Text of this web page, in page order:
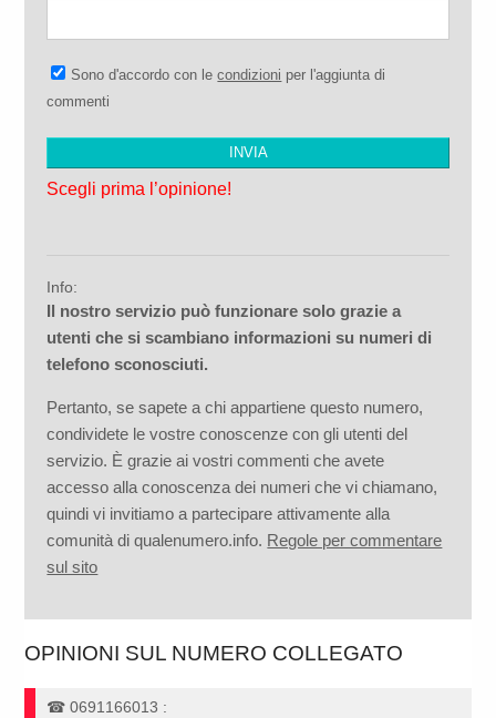
Sono d'accordo con lecondizioni per l'aggiunta di
commenti
Scegli prima l’opinione!
Info:
Il nostro servizio può funzionare solo grazie a
utenti che si scambiano informazioni su numeri di
telefono sconosciuti.
Pertanto, se sapete a chi appartiene questo numero,
condividete le vostre conoscenze con gli utenti del
servizio. È grazie ai vostri commenti che avete
accesso alla conoscenza dei numeri che vi chiamano,
quindi vi invitiamo a partecipare attivamente alla
comunità di qualenumero.info. Regole per commentare
sul sito
OPINIONI SUL NUMERO COLLEGATO
☎0691166013 :